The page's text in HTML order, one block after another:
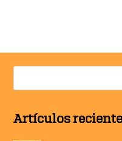
Artículos